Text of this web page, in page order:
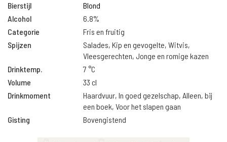
Bierstijl
Blond
Alcohol
6.8%
Categorie
Fris en fruitig
Spijzen
Salades, Kip en gevogelte, Witvis,
Vleesgerechten, Jonge en romige kazen
Drinktemp.
7 °C
Volume
33 cl
Drinkmoment
Haardvuur, In goed gezelschap, Alleen, bij
een boek, Voor het slapen gaan
Gisting
Bovengistend